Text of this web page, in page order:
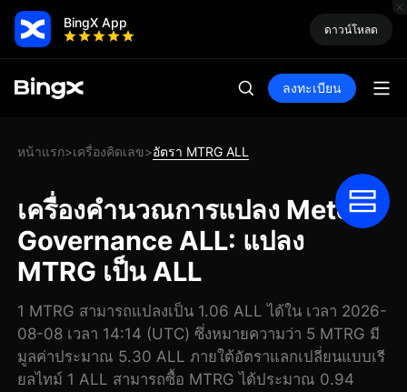
BingX App ดาวน์โหลด
ลงทะเบียน
หน้าแรก>เครื่องคิดเลข>อัตรา MTRG ALL
เครื่องคำนวณการแปลง Meter
Governance ALL: แปลง
MTRG เป็น ALL
1 MTRG สามารถแปลงเป็น 1.06 ALL ได้ใน เวลา 2026-
08-08 เวลา 14:14 (UTC) ซึ่งหมายความว่า 5 MTRG มี
มูลค่าประมาณ 5.30 ALL ภายใต้อัตราแลกเปลี่ยนแบบเรี
ยลไทม์ 1 ALL สามารถซื้อ MTRG ได้ประมาณ 0.94